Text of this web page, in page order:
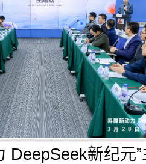
DeepSeek新纪元